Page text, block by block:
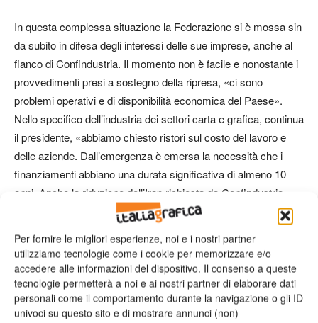
Per fornire le migliori esperienze, noi e i nostri partner
utilizziamo tecnologie come i cookie per memorizzare e/o
accedere alle informazioni del dispositivo. Il consenso a queste
tecnologie permetterà a noi e ai nostri partner di elaborare dati
personali come il comportamento durante la navigazione o gli ID
univoci su questo sito e di mostrare annunci (non)
In questa complessa situazione la Federazione si è mossa sin
da subito in difesa degli interessi delle sue imprese, anche al
fianco di Confindustria. Il momento non è facile e nonostante i
provvedimenti presi a sostegno della ripresa, «ci sono
problemi operativi e di disponibilità economica del Paese».
Nello specifico dell’industria dei settori carta e grafica, continua
il presidente, «abbiamo chiesto ristori sul costo del lavoro e
delle aziende. Dall’emergenza è emersa la necessità che i
finanziamenti abbiano una durata significativa di almeno 10
anni. Anche la riduzione dell’Irap richiesta da Confindustria
rientra in un capitolo di sostegno all’impresa». Molto dipenderà,
ovviamente, dal mercato. La ripresa della domanda sarà lenta
in tutti Paesi – dove per altro i settori carta e grafica
presentano la stessa situazione dell’Italia. «In quanto tempo si
recupererà il terreno perduto? È difficile dirlo. Si spera che si
possa raggiungere la normalità verso l’ultimo trimestre del